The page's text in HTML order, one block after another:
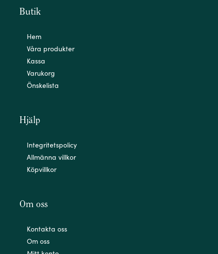
Butik
Hem
Våra produkter
Kassa
Varukorg
Önskelista
Hjälp
Integritetspolicy
Allmänna villkor
Köpvillkor
Om oss
Kontakta oss
Om oss